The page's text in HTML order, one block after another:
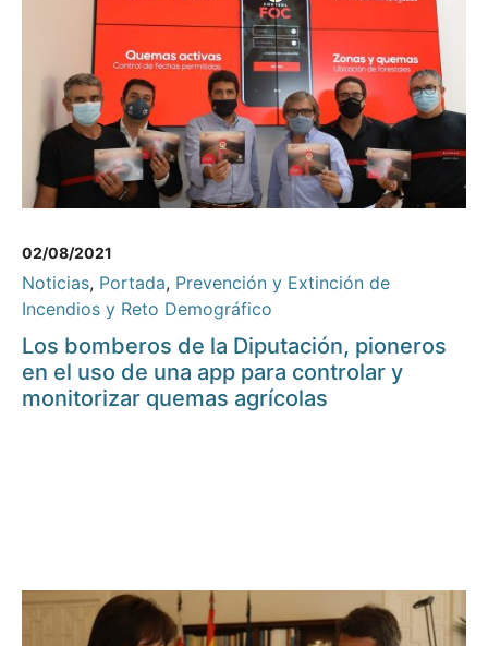
02/08/2021
Noticias, Portada, Prevención y Extinción de
Incendios y Reto Demográfico
Los bomberos de la Diputación, pioneros
en el uso de una app para controlar y
monitorizar quemas agrícolas